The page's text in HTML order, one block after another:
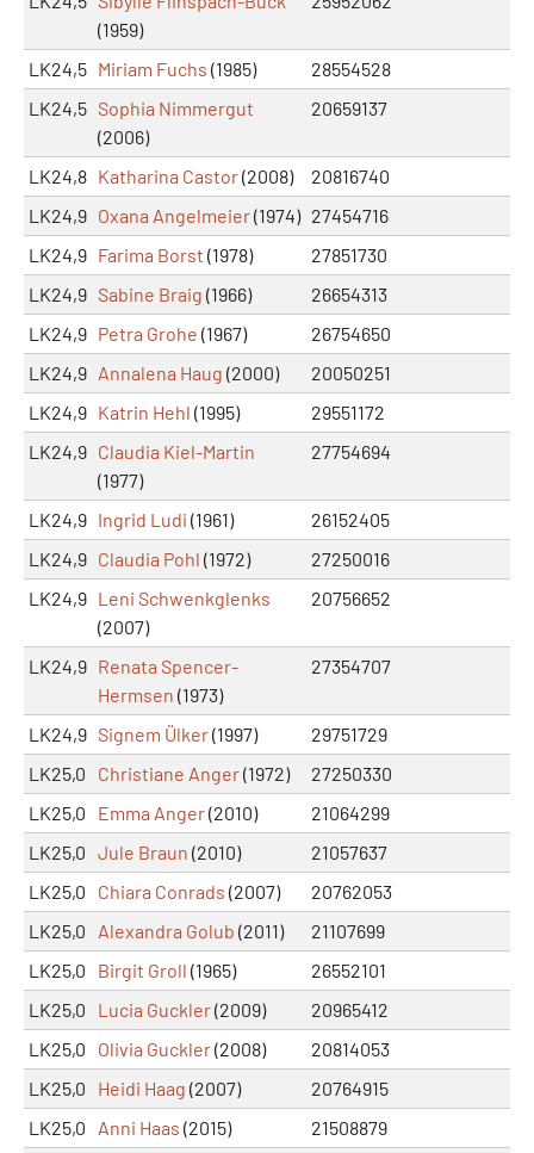
(1959)
LK24,5 Miriam Fuchs (1985)
28554528
LK24,5 Sophia Nimmergut
(2006)
20659137
LK24,8 Katharina Castor(2008)
20816740
LK24,9 Oxana Angelmeier(1974) 27454716
LK24,9 Farima Borst (1978)
27851730
LK24,9 Sabine Braig (1966)
26654313
LK24,9 Petra Grohe (1967)
26754650
LK24,9 Annalena Haug (2000)
20050251
LK24,9 Katrin Hehl (1995)
29551172
LK24,9 Claudia Kiel-Martin
(1977)
27754694
LK24,9 Ingrid Ludi (1961)
26152405
LK24,9 Claudia Pohl (1972)
27250016
LK24,9 Leni Schwenkglenks
(2007)
20756652
LK24,9 Renata Spencer-
Hermsen (1973)
27354707
LK24,9 Signem Ülker(1997)
29751729
LK25,0
Christiane Anger(1972)
27250330
LK25,0
Emma Anger(2010)
21064299
LK25,0 Jule Braun (2010)
21057637
LK25,0
Chiara Conrads (2007)
20762053
LK25,0
Alexandra Golub (2011)
21107699
LK25,0
Birgit Groll (1965)
26552101
LK25,0
Lucia Guckler(2009)
20965412
LK25,0
Olivia Guckler(2008)
20814053
LK25,0
Heidi Haag (2007)
20764915
LK25,0
Anni Haas (2015)
21508879